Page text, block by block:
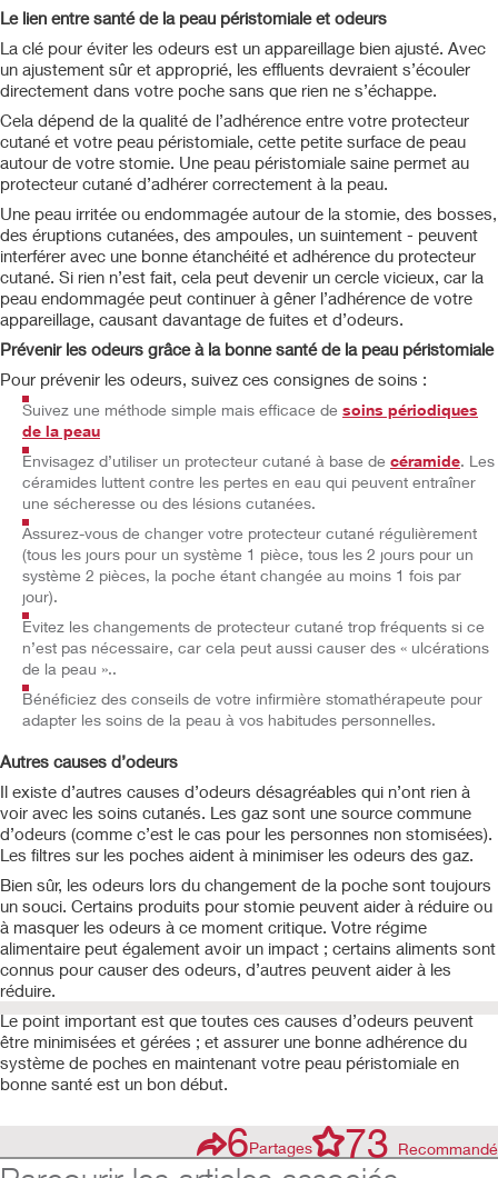
Le lien entre santé de la peau péristomiale et odeurs
La clé pour éviter les odeurs est un appareillage bien ajusté. Avec
un ajustement sûr et approprié, les effluents devraient s’écouler
directement dans votre poche sans que rien ne s’échappe.
Cela dépend de la qualité de l’adhérence entre votre protecteur
cutané et votre peau péristomiale, cette petite surface de peau
autour de votre stomie. Une peau péristomiale saine permet au
protecteur cutané d’adhérer correctement à la peau.
Une peau irritée ou endommagée autour de la stomie, des bosses,
des éruptions cutanées, des ampoules, un suintement - peuvent
interférer avec une bonne étanchéité et adhérence du protecteur
cutané. Si rien n’est fait, cela peut devenir un cercle vicieux, car la
peau endommagée peut continuer à gêner l’adhérence de votre
appareillage, causant davantage de fuites et d’odeurs.
Prévenir les odeurs grâce à la bonne santé de la peau péristomiale
Pour prévenir les odeurs, suivez ces consignes de soins :
Suivez une méthode simple mais efficace de soins périodiques
de la peau
Envisagez d’utiliser un protecteur cutané à base de céramide. Les
céramides luttent contre les pertes en eau qui peuvent entraîner
une sécheresse ou des lésions cutanées.
Assurez-vous de changer votre protecteur cutané régulièrement
(tous les jours pour un système 1 pièce, tous les 2 jours pour un
système 2 pièces, la poche étant changée au moins 1 fois par
jour).
Evitez les changements de protecteur cutané trop fréquents si ce
n’est pas nécessaire, car cela peut aussi causer des « ulcérations
de la peau »..
Bénéficiez des conseils de votre infirmière stomathérapeute pour
adapter les soins de la peau à vos habitudes personnelles.
Autres causes d’odeurs
Il existe d’autres causes d’odeurs désagréables qui n’ont rien à
voir avec les soins cutanés. Les gaz sont une source commune
d’odeurs (comme c’est le cas pour les personnes non stomisées).
Les filtres sur les poches aident à minimiser les odeurs des gaz.
Bien sûr, les odeurs lors du changement de la poche sont toujours
un souci. Certains produits pour stomie peuvent aider à réduire ou
à masquer les odeurs à ce moment critique. Votre régime
alimentaire peut également avoir un impact ; certains aliments sont
connus pour causer des odeurs, d’autres peuvent aider à les
réduire.
Le point important est que toutes ces causes d’odeurs peuvent
être minimisées et gérées ; et assurer une bonne adhérence du
système de poches en maintenant votre peau péristomiale en
bonne santé est un bon début.
6Partages 73 Recommandé